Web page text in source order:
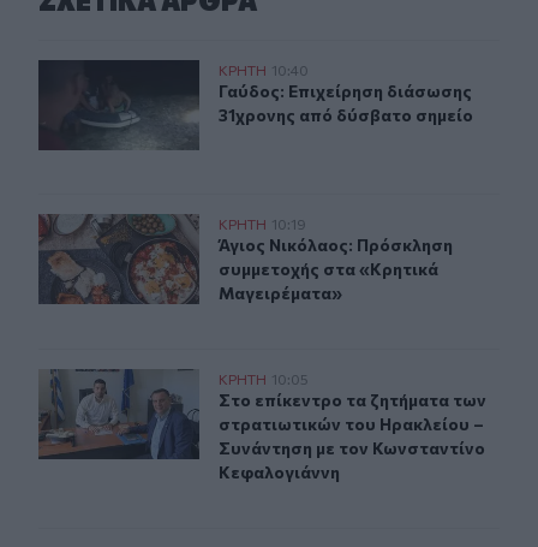
Γαύδος: Επιχείρηση διάσωσης 31χρονης από δύσβατο
ΚΡΗΤΗ 10:40
Γαύδος: Επιχείρηση διάσωσης
Γαύδος: Επιχείρηση διάσωσης
31χρονης από δύσβατο σημείο
Άγιος Νικόλαος: Πρόσκληση συμμετοχής στα
ΚΡΗΤΗ 10:19
Άγιος Νικόλαος: Πρόσκληση
Άγιος Νικόλαος: Πρόσκληση
συμμετοχής στα «Κρητικά
Μαγειρέματα»
Στο επίκεντρο τα ζητήματα των στρατιωτικών του
ΚΡΗΤΗ 10:05
Στο επίκεντρο τα ζητήματα των
Στο επίκεντρο τα ζητήματα των
στρατιωτικών του Ηρακλείου –
Συνάντηση με τον Κωνσταντίνο
Κεφαλογιάννη